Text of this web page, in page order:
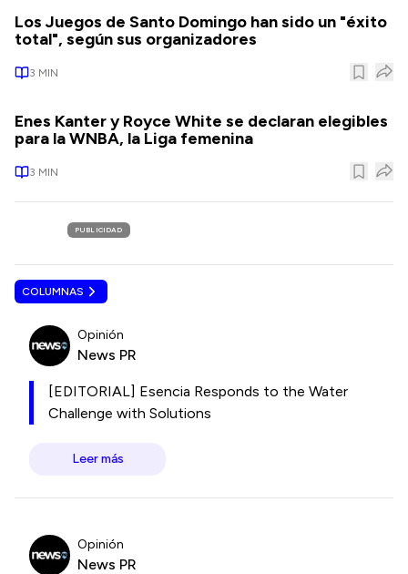
Los Juegos de Santo Domingo han sido un "éxito
total", según sus organizadores
3 MIN
Enes Kanter y Royce White se declaran elegibles
para la WNBA, la Liga femenina
3 MIN
PUBLICIDAD
COLUMNAS
Opinión
News PR
[EDITORIAL] Esencia Responds to the Water
Challenge with Solutions
Leer más
Opinión
News PR